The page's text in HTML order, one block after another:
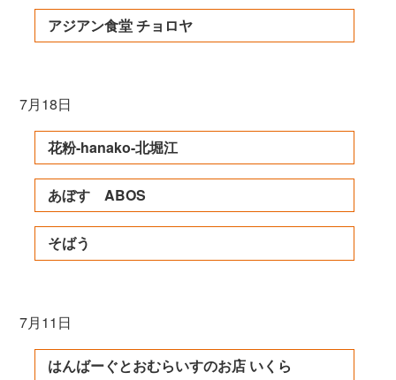
アジアン食堂 チョロヤ
7月18日
花粉-hanako-北堀江
あぼす ABOS
そばう
7月11日
はんばーぐとおむらいすのお店 いくら